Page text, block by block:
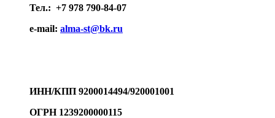
Тел.: +7 978 790-84-07
e-mail: alma-st@bk.ru
ИНН/КПП 9200014494/920001001
ОГРН 1239200000115